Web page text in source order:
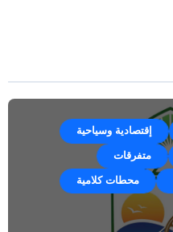
إقتصادية وسياحية
متفرقات
محطات كلامية